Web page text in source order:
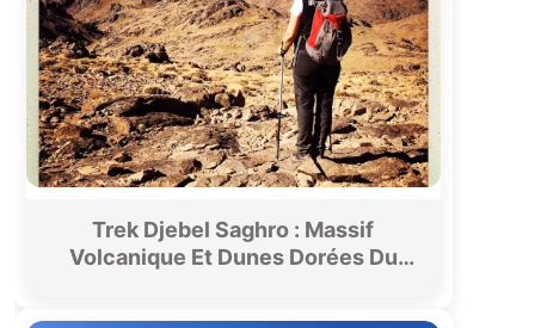
Trek Djebel Saghro : Massif
Volcanique Et Dunes Dorées Du